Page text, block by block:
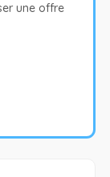
une offre